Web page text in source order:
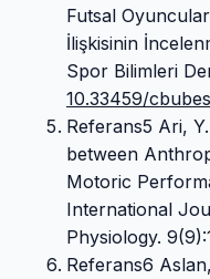
Futsal
İlişkisinin
Spor Bilimleri
10.33459/
Referans5 Ari,
between
Motoric
International
Physiology.
Referans6